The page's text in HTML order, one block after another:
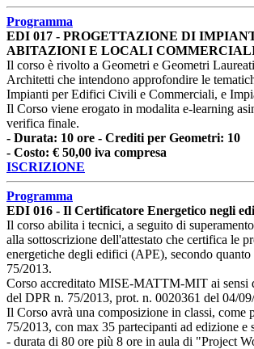
Programma
EDI 017 - PROGETTAZIONE DI
ABITAZIONI E LOCALI
Il corso è rivolto a Geometri e Geometri
Architetti che intendono approfondire le
Impianti per Edifici Civili e Commerciali, e
Il Corso viene erogato in modalita e-learning
verifica finale.
- Durata: 10 ore - Crediti per Geometri: 10
- Costo: € 50,00 iva compresa
ISCRIZIONE
Programma
EDI 016 - Il Certificatore Energetico negli
Il corso abilita i tecnici, a seguito di
alla sottoscrizione dell'attestato che certifica le
energetiche degli edifici (APE), secondo
75/2013.
Corso accreditato MISE-MATTM-MIT ai sensi
del DPR n. 75/2013, prot. n. 0020361 del 04/
Il Corso avrà una composizione in classi, come
75/2013, con max 35 partecipanti ad edizione e
- durata di 80 ore più 8 ore in aula di "Project